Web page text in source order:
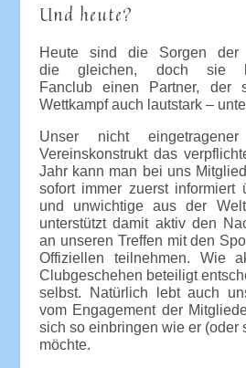
Und heute?
Heute sind die Sorgen der
die gleichen, doch sie
Fanclub einen Partner, der
Wettkampf auch lautstark –
Unser nicht
Vereinskonstrukt das
Jahr kann man bei uns
sofort immer zuerst informiert
und unwichtige aus der
unterstützt damit aktiv den
an unseren Treffen mit den
Offiziellen teilnehmen. Wie
Clubgeschehen beteiligt
selbst. Natürlich lebt auch
vom Engagement der
sich so einbringen wie er (oder
möchte.